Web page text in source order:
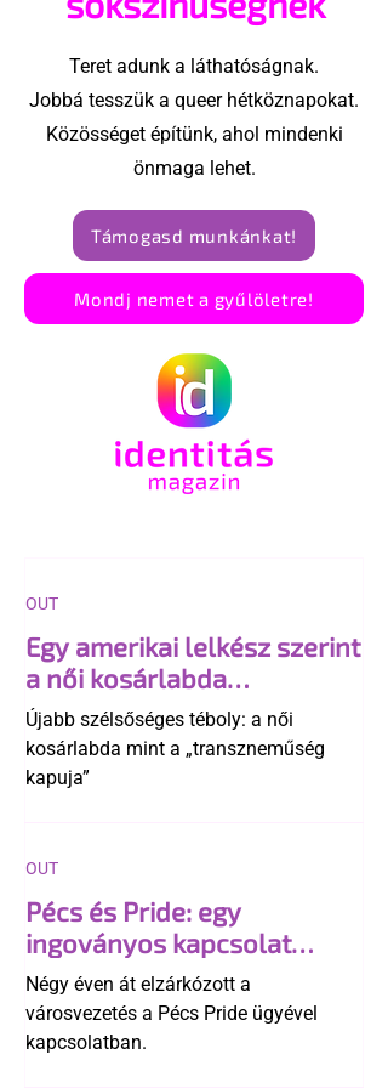
Teret adunk a láthatóságnak.
Jobbá tesszük a queer hétköznapokat.
Közösséget építünk, ahol mindenki
önmaga lehet.
Támogasd munkánkat!
Mondj nemet a gyűlöletre!
Egy amerikai lelkész szerint
a női kosárlabda
transzneműséghez vezet
Újabb szélsőséges téboly: a női
kosárlabda mint a „transzneműség
kapuja”
OUT
Pécs és Pride: egy
ingoványos kapcsolat
története
Négy éven át elzárkózott a
városvezetés a Pécs Pride ügyével
kapcsolatban.
OUT